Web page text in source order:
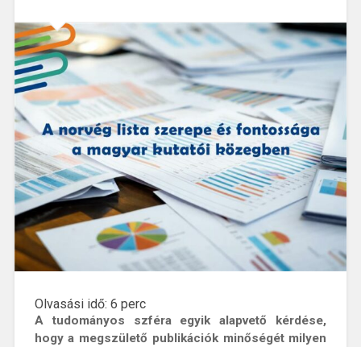
Olvasási idő: 6 perc
A tudományos szféra egyik alapvető kérdése,
hogy a megszülető publikációk minőségét milyen